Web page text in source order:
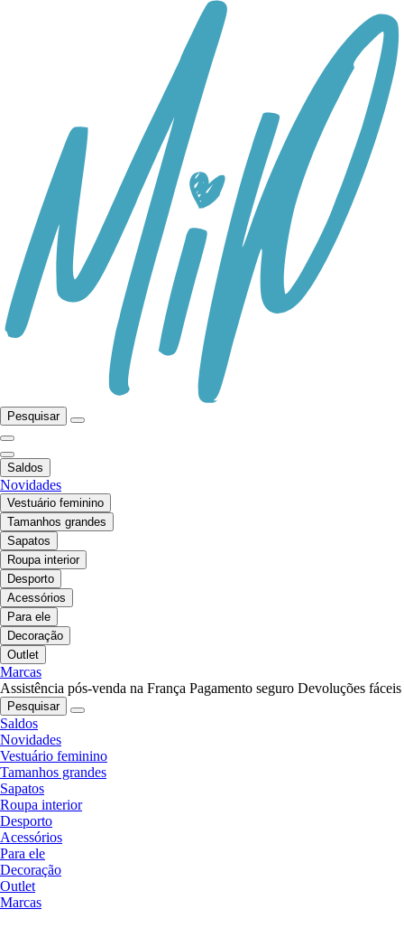
Pesquisar
Saldos
Novidades
Vestuário feminino
Tamanhos grandes
Sapatos
Roupa interior
Desporto
Acessórios
Para ele
Decoração
Outlet
Marcas
Assistência pós-venda na França Pagamento seguro Devoluções fáceis
Pesquisar
Saldos
Novidades
Vestuário feminino
Tamanhos grandes
Sapatos
Roupa interior
Desporto
Acessórios
Para ele
Decoração
Outlet
Marcas